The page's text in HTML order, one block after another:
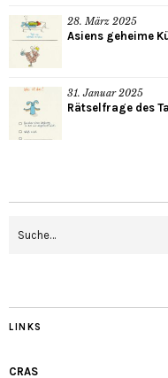
28. März 2025
Asiens geheime
31. Januar 2025
Rätselfrage des
LINKS
CRAS